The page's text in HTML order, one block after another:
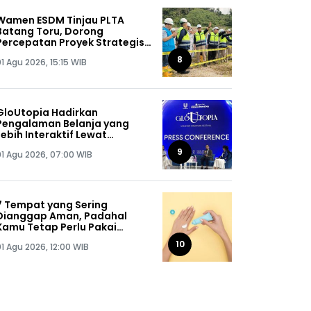
ESDM Tinjau PLTA
Toru, Dorong
Proyek Strategis
Agu 2026, 15:15 WIB 8
Hadirkan
Belanja yang
Interaktif Lewat
Agu 2026, 07:00 WIB 9
Tempat yang Sering
Aman, Padahal
Tetap Perlu Pakai
Agu 2026, 12:00 WIB 10